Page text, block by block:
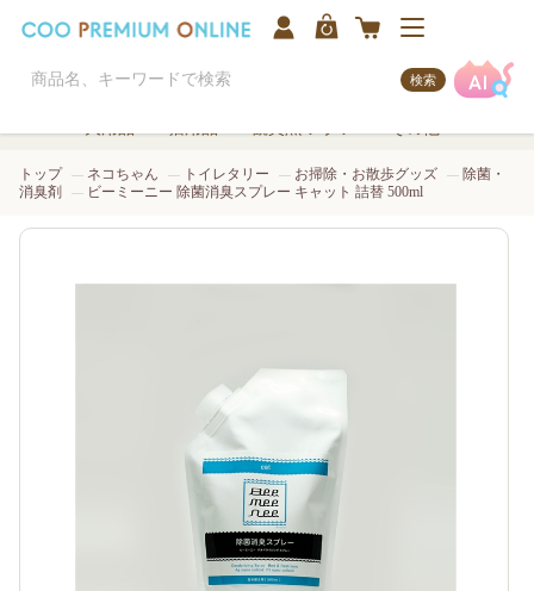
検索
トップ ネコちゃん トイレタリー お掃除・お散歩グッズ
除菌・
消臭剤
ビーミーニー 除菌消臭スプレー キャット 詰替 500ml